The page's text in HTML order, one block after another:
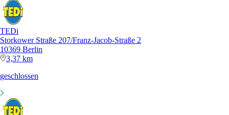
TEDi
Storkower Straße 207/Franz-Jacob-Straße 2
10369 Berlin
3,37 km
geschlossen